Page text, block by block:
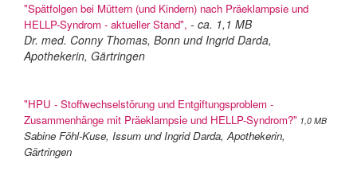
"Spätfolgen bei Müttern (und Kindern) nach Präeklampsie und
HELLP-Syndrom - aktueller Stand", - ca. 1,1 MB
Dr. med. Conny Thomas, Bonn und Ingrid Darda,
Apothekerin, Gärtringen
"HPU - Stoffwechselstörung und Entgiftungsproblem -
Zusammenhänge mit Präeklampsie und HELLP-Syndrom?" 1,0 MB
Sabine Föhl-Kuse, Issum und Ingrid Darda, Apothekerin,
Gärtringen